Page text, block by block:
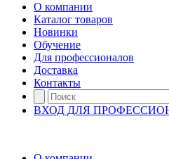
О компании
Каталог товаров
Новинки
Обучение
Для профессионалов
Доставка
Контакты
ВХОД ДЛЯ